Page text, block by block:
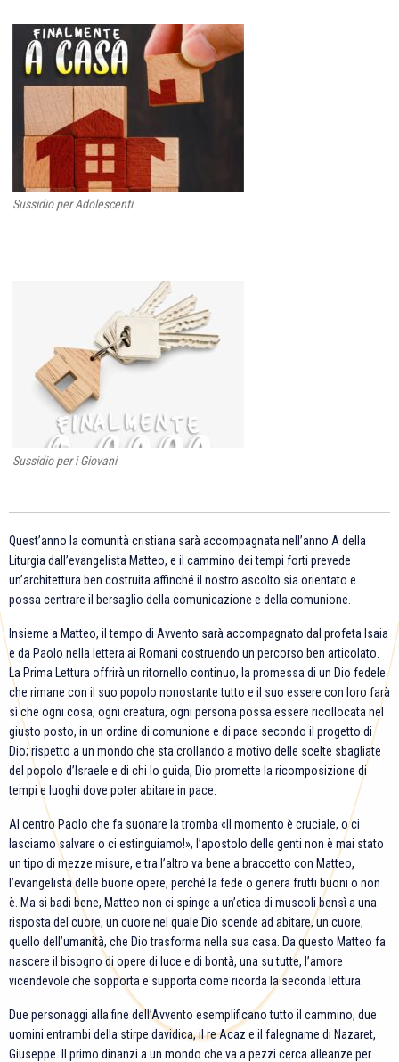
Sussidio per Adolescenti
Sussidio per i Giovani
Quest’anno la comunità cristiana sarà accompagnata nell’anno A della
Liturgia dall’evangelista Matteo, e il cammino dei tempi forti prevede
un’architettura ben costruita affinché il nostro ascolto sia orientato e
possa centrare il bersaglio della comunicazione e della comunione.
Insieme a Matteo, il tempo di Avvento sarà accompagnato dal profeta Isaia
e da Paolo nella lettera ai Romani costruendo un percorso ben articolato.
La Prima Lettura offrirà un ritornello continuo, la promessa di un Dio fedele
che rimane con il suo popolo nonostante tutto e il suo essere con loro farà
sì che ogni cosa, ogni creatura, ogni persona possa essere ricollocata nel
giusto posto, in un ordine di comunione e di pace secondo il progetto di
Dio; rispetto a un mondo che sta crollando a motivo delle scelte sbagliate
del popolo d’Israele e di chi lo guida, Dio promette la ricomposizione di
tempi e luoghi dove poter abitare in pace.
Al centro Paolo che fa suonare la tromba «Il momento è cruciale, o ci
lasciamo salvare o ci estinguiamo!», l’apostolo delle genti non è mai stato
un tipo di mezze misure, e tra l’altro va bene a braccetto con Matteo,
l’evangelista delle buone opere, perché la fede o genera frutti buoni o non
è. Ma si badi bene, Matteo non ci spinge a un’etica di muscoli bensì a una
risposta del cuore, un cuore nel quale Dio scende ad abitare, un cuore,
quello dell’umanità, che Dio trasforma nella sua casa. Da questo Matteo fa
nascere il bisogno di opere di luce e di bontà, una su tutte, l’amore
vicendevole che sopporta e supporta come ricorda la seconda lettura.
Due personaggi alla fine dell’Avvento esemplificano tutto il cammino, due
uomini entrambi della stirpe davidica, il re Acaz e il falegname di Nazaret,
Giuseppe. Il primo dinanzi a un mondo che va a pezzi cerca alleanze per